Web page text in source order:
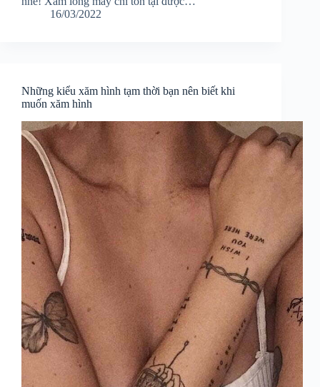
16/03/2022
Những kiểu xăm hình tạm thời bạn nên biết khi
muốn xăm hình